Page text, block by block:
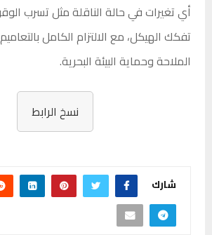
أي تغيرات في حالة الناقلة مثل تسرب
تفكك الهيكل، مع الالتزام الكامل
الملاحة وحماية البيئة البحرية.
نسخ الرابط
شارك